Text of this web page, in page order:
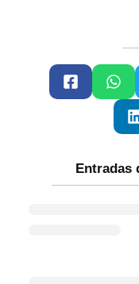
Entradas